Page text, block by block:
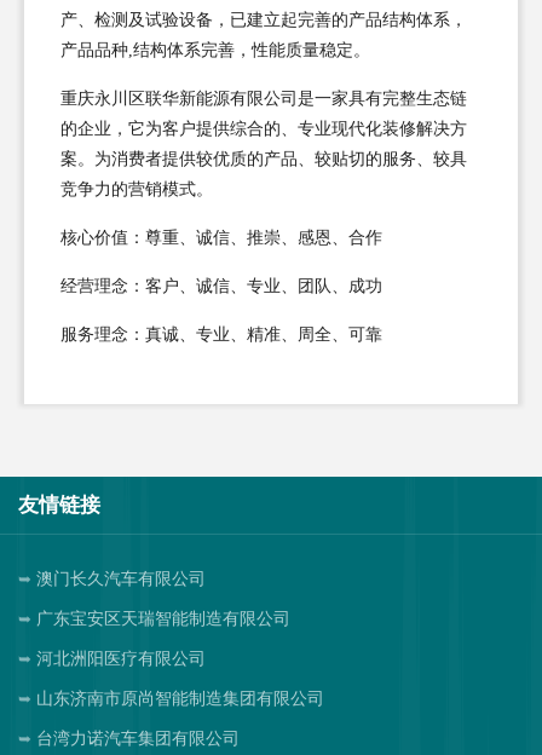
产、检测及试验设备，已建立起完善的产品结构体系，
产品品种,结构体系完善，性能质量稳定。
重庆永川区联华新能源有限公司是一家具有完整生态链
的企业，它为客户提供综合的、专业现代化装修解决方
案。为消费者提供较优质的产品、较贴切的服务、较具
竞争力的营销模式。
核心价值：尊重、诚信、推崇、感恩、合作
经营理念：客户、诚信、专业、团队、成功
服务理念：真诚、专业、精准、周全、可靠
友情链接
澳门长久汽车有限公司
广东宝安区天瑞智能制造有限公司
河北洲阳医疗有限公司
山东济南市原尚智能制造集团有限公司
台湾力诺汽车集团有限公司